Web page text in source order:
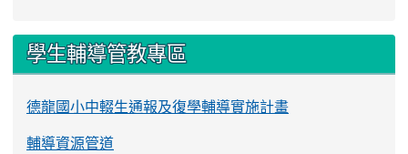
學生輔導管教專區
德龍國小中輟生通報及復學輔導實施計畫
輔導資源管道